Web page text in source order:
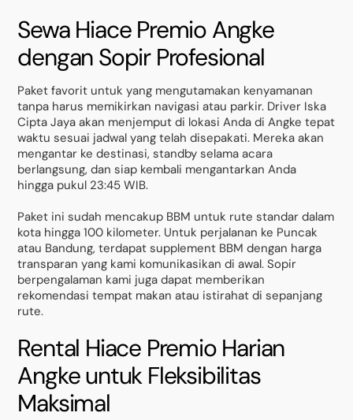
Sewa Hiace Premio Angke
dengan Sopir Profesional
Paket favorit untuk yang mengutamakan kenyamanan
tanpa harus memikirkan navigasi atau parkir. Driver Iska
Cipta Jaya akan menjemput di lokasi Anda di Angke tepat
waktu sesuai jadwal yang telah disepakati. Mereka akan
mengantar ke destinasi, standby selama acara
berlangsung, dan siap kembali mengantarkan Anda
hingga pukul 23:45 WIB.
Paket ini sudah mencakup BBM untuk rute standar dalam
kota hingga 100 kilometer. Untuk perjalanan ke Puncak
atau Bandung, terdapat supplement BBM dengan harga
transparan yang kami komunikasikan di awal. Sopir
berpengalaman kami juga dapat memberikan
rekomendasi tempat makan atau istirahat di sepanjang
rute.
Rental Hiace Premio Harian
Angke untuk Fleksibilitas
Maksimal